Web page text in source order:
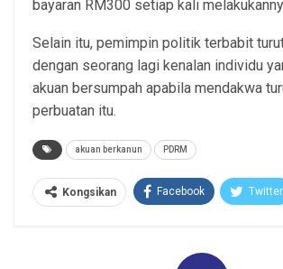
bayaran RM300 setiap kali
Selain itu, pemimpin politik terbabit
dengan seorang lagi kenalan individu
akuan bersumpah apabila mendakwa
perbuatan itu.
akuan berkanun PDRM
Kongsikan Facebook Twitter